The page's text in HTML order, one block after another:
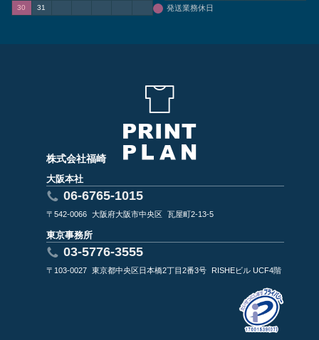
30
31 発送業務休日
株式会社福崎
大阪本社
06-6765-1015
〒542-0066 大阪府大阪市中央区 瓦屋町2-13-5
東京事務所
03-5776-3555
〒103-0027 東京都中央区日本橋2丁目2番3号 RISHEビル UCF4階